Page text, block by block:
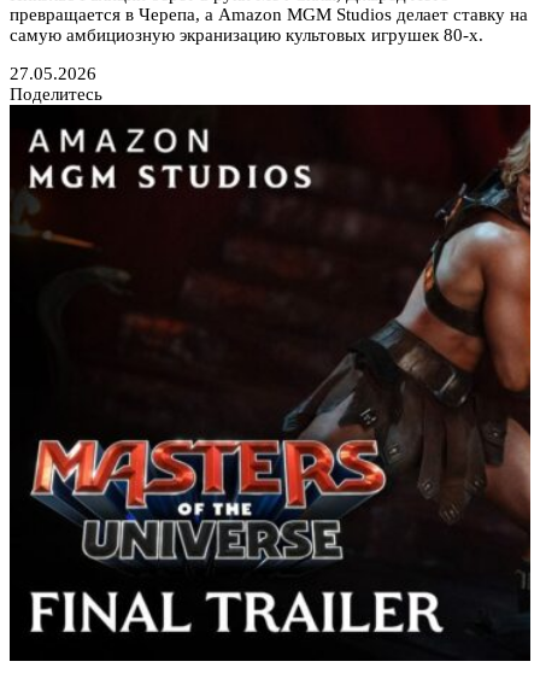
превращается в Черепа, а Amazon MGM Studios делает ставку на
самую амбициозную экранизацию культовых игрушек 80-х.
27.05.2026
Поделитесь